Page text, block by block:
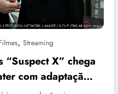
, Streaming
“Suspect X” chega
com adaptação